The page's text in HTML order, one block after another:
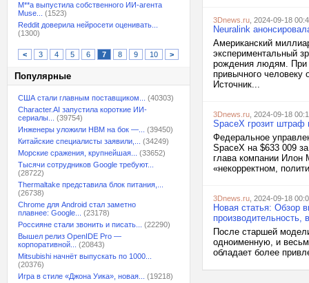
M**a выпустила собственного ИИ-агента
Muse...
(1523)
Reddit доверила нейросети оценивать...
(1300)
< 3 4 5 6 7 8 9 10 >
Популярные
США стали главным поставщиком...
(40303)
Character.AI запустила короткие ИИ-
сериалы...
(39754)
Инженеры уложили HBM на бок —...
(39450)
Китайские специалисты заявили,...
(34249)
Морские сражения, крупнейшая...
(33652)
Тысячи сотрудников Google требуют...
(28722)
Thermaltake представила блок питания,...
(26738)
Chrome для Android стал заметно
плавнее: Google...
(23178)
Россияне стали звонить и писать...
(22290)
Вышел релиз OpenIDE Pro —
корпоративной...
(20843)
Mitsubishi начнёт выпускать по 1000...
(20376)
Игра в стиле «Джона Уика», новая...
(19218)
3Dnews.ru , 2024-09-18
Neuralink
Американский
экспериментальный
рождения людям. При
привычного человеку
Источник...
3Dnews.ru , 2024-09-18
SpaceX грозит штраф
Федеральное
SpaceX на $633 009
глава компании Илон
«некорректном,
3Dnews.ru , 2024-09-18
Новая статья: Обзор
производительность,
После старшей
одноименную, и
обладает более